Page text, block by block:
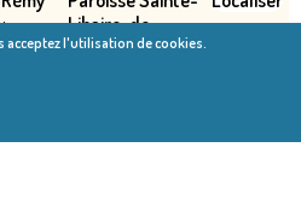
Libaire-de-
Rambervillers
l'utilisation de cookies.